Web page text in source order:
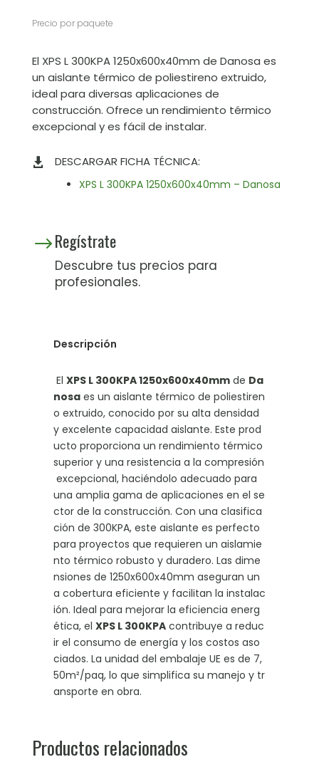
Precio por paquete
El XPS L 300KPA 1250x600x40mm de Danosa es
un aislante térmico de poliestireno extruido,
ideal para diversas aplicaciones de
construcción. Ofrece un rendimiento térmico
excepcional y es fácil de instalar.
 DESCARGAR FICHA TÉCNICA:
XPS L 300KPA 1250x600x40mm – Danosa
$Regístrate
Descubre tus precios para
profesionales.
Descripción
El XPS L 300KPA 1250x600x40mmde Da
nosaes un aislante térmico de poliestiren
o extruido, conocido por su alta densidad
y excelente capacidad aislante. Este prod
ucto proporciona un rendimiento térmico
superior y una resistencia a la compresión
excepcional, haciéndolo adecuado para
una amplia gama de aplicaciones en el se
ctor de la construcción. Con una clasifica
ción de 300KPA, este aislante es perfecto
para proyectos que requieren un aislamie
nto térmico robusto y duradero. Las dime
nsiones de 1250x600x40mm aseguran un
a cobertura eficiente y facilitan la instalac
ión. Ideal para mejorar la eficiencia energ
ética, el XPS L 300KPAcontribuye a reduc
ir el consumo de energía y los costos aso
ciados. La unidad del embalaje UE es de 7,
50m²/paq, lo que simplifica su manejo y tr
ansporte en obra.
Productos relacionados